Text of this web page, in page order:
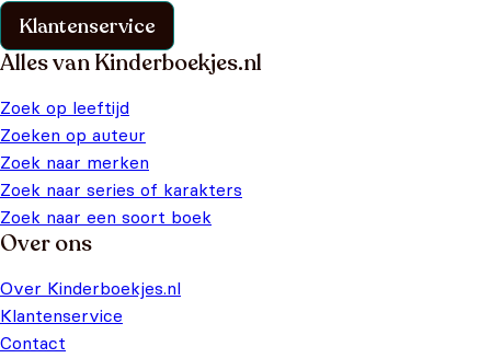
Klantenservice
Alles van Kinderboekjes.nl
Zoek op leeftijd
Zoeken op auteur
Zoek naar merken
Zoek naar series of karakters
Zoek naar een soort boek
Over ons
Over Kinderboekjes.nl
Klantenservice
Contact